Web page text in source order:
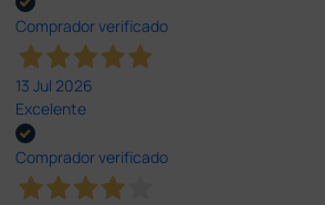
Comprador verificado
13 Jul 2026
Excelente
Comprador verificado